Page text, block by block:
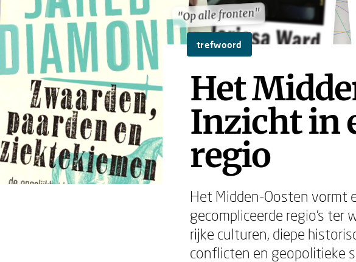
"Op alle fronten"
"Op alle fronten"
trefwoord
Het
Inzicht in
regio
Het Midden-Oosten vormt
gecompliceerde regio's ter
rijke culturen, diepe
conflicten en geopolitieke